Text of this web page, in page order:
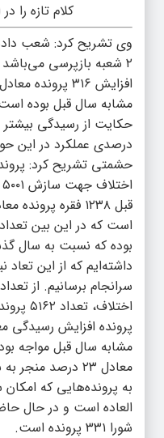
کلام تازه را
درصدی عملکرد در این
حشمتی تشریح کرد:
سرانجام برسانیم. از
معادل ۲۳ درصد
به پرونده‌هایی که
العاده است و در حال
شورا ۳۳۱ پرونده است.